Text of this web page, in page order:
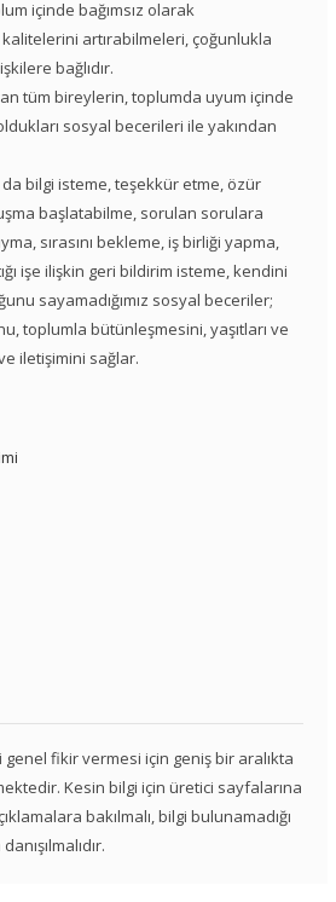
içinde bağımsız olarak
artırabilmeleri, çoğunlukla
bağlıdır.
tüm bireylerin, toplumda uyum içinde
sosyal becerileri ile yakından
da bilgi isteme, teşekkür etme, özür
başlatabilme, sorulan sorulara
sırasını bekleme, iş birliği yapma,
işe ilişkin geri bildirim isteme, kendini
sayamadığımız sosyal beceriler;
toplumla bütünleşmesini, yaşıtları ve
iletişimini sağlar.
genel fikir vermesi için geniş bir aralıkta
Kesin bilgi için üretici sayfalarına
bakılmalı, bilgi bulunamadığı